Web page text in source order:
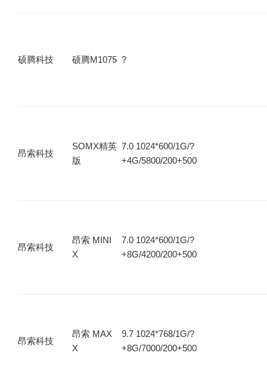
硕腾科技 硕腾M1075 ?
昂索科技
SOMX精英
版
7.0 1024*600/1G/?
+4G/5800/200+500
昂索科技
昂索 MINI
X
7.0 1024*600/1G/?
+8G/4200/200+500
昂索科技
昂索 MAX
X
9.7 1024*768/1G/?
+8G/7000/200+500